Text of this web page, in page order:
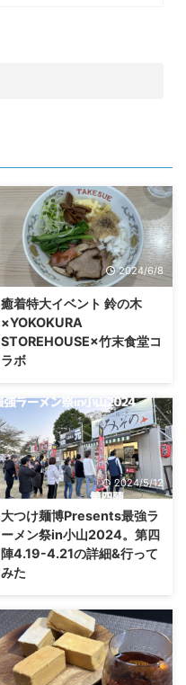
2024/6/8
癒着特大イベント 鈴の木
×YOKOKURA
STOREHOUSE×竹末食堂コ
ラボ
2024/5/12
大つけ麺博Presents最強ラ
ーメン祭in小山2024。第四
陣4.19-4.21の詳細&行って
みた